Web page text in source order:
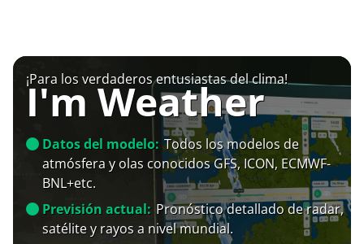
¡Para los verdaderos entusiastas del clima!
I'm Weather
Datos del modelo: Todos los modelos de
atmósfera y olas conocidos GFS, ICON, ECMWF-
BNL+etc.
Previsión actual: Pronóstico detallado de radar,
satélite y rayos a nivel mundial.